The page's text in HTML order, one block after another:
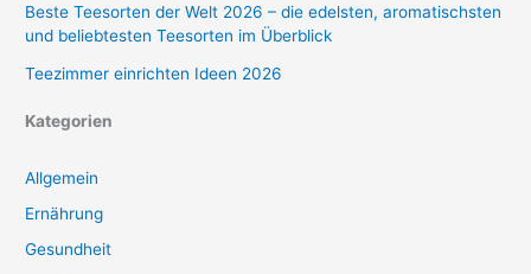
Beste Teesorten der Welt 2026 – die edelsten, aromatischsten
und beliebtesten Teesorten im Überblick
Teezimmer einrichten Ideen 2026
Kategorien
Allgemein
Ernährung
Gesundheit